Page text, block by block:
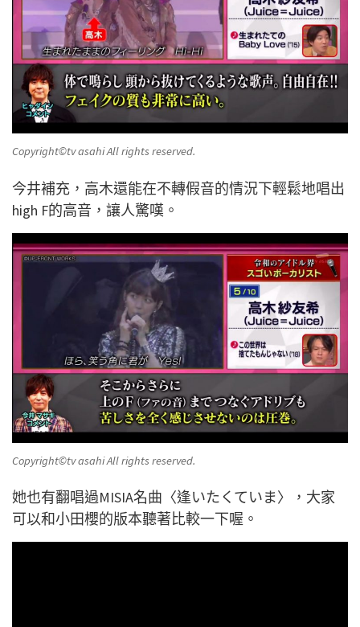
Copyright©️tv asahi All rights reserved.
今井補充，高木還能在不轉假音的情況下輕鬆地唱出
high F的高音，讓人驚嘆。
Copyright©️tv asahi All rights reserved.
她也有翻唱過MISIA名曲〈逢いたくていま〉，大家
可以和小田櫻的版本聽著比較一下喔。